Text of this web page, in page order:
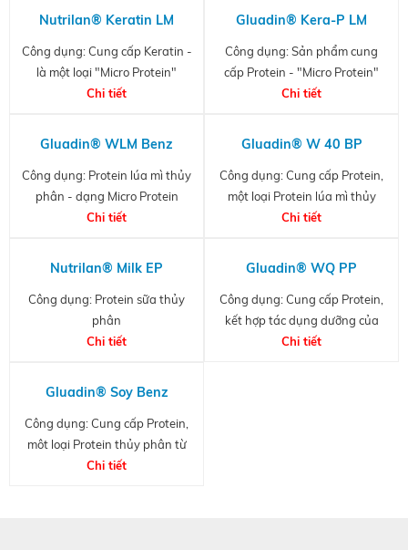
Nutrilan® Keratin LM
Công dụng: Cung cấp Keratin -
là một loại "Micro Protein"
Chi tiết
Gluadin® Kera-P LM
Công dụng: Sản phẩm cung
cấp Protein - "Micro Protein"
thực vật, một thay thế lý tưởng
Chi tiết
Gluadin® WLM Benz
Công dụng: Protein lúa mì thủy
phân - dạng Micro Protein
Chi tiết
Gluadin® W 40 BP
Công dụng: Cung cấp Protein,
một loại Protein lúa mì thủy
phân
Chi tiết
Nutrilan® Milk EP
Công dụng: Protein sữa thủy
phân
Chi tiết
Gluadin® WQ PP
Công dụng: Cung cấp Protein,
kết hợp tác dụng dưỡng của
nhóm cationic bậc 4
Chi tiết
Gluadin® Soy Benz
Công dụng: Cung cấp Protein,
môt loại Protein thủy phân từ
đậu nành
Chi tiết